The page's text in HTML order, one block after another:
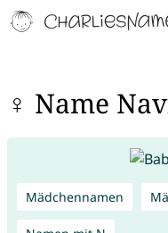
♀ Name
Mädchennamen